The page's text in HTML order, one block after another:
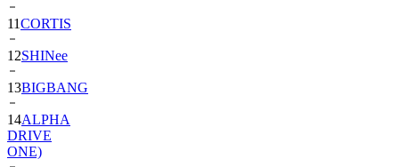
11CORTIS
12SHINee
13BIGBANG
14ALPHA
DRIVE
ONE)